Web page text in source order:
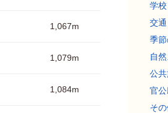
1,067m
1,079m
1,084m
学
交通
季
自
公
官
そ